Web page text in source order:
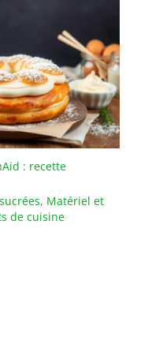
: recette
, Matériel et
de cuisine